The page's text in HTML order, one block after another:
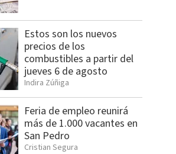
Estos son los nuevos
precios de los
combustibles a partir del
jueves 6 de agosto
Indira Zúñiga
Feria de empleo reunirá
más de 1.000 vacantes en
San Pedro
Cristian Segura